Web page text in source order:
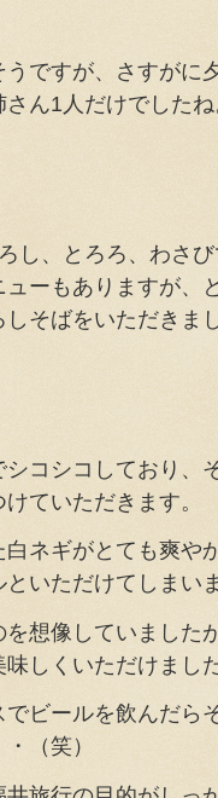
うですが、さすがに
ん1人だけでした
し、とろろ、わさ
ーもありますが、
そばをいただきま
コシコしており、
ていただきます。
ネギがとても爽や
いただけてしまい
を想像していました
しくいただけまし
でビールを飲んだら
（笑）